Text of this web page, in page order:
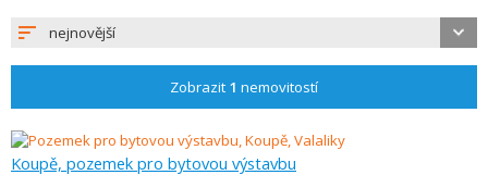
nejnovější
Zobrazit 1 nemovitostí
Koupě, pozemek pro bytovou výstavbu